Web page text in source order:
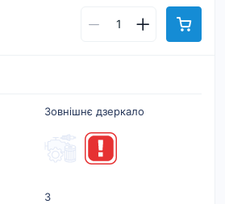
Зовнішнє дзеркало
3